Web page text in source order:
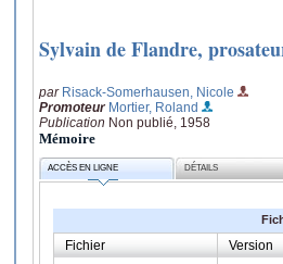
Sylvain de Flandre,
par Risack-Somerhausen, Nicole
Promoteur Mortier, Roland
Publication Non publié, 1958
Mémoire
ACCÈS EN LIGNE DÉTAILS
Fichier Version